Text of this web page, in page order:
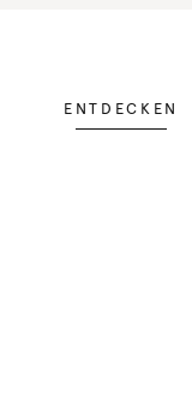
ENTDECKEN